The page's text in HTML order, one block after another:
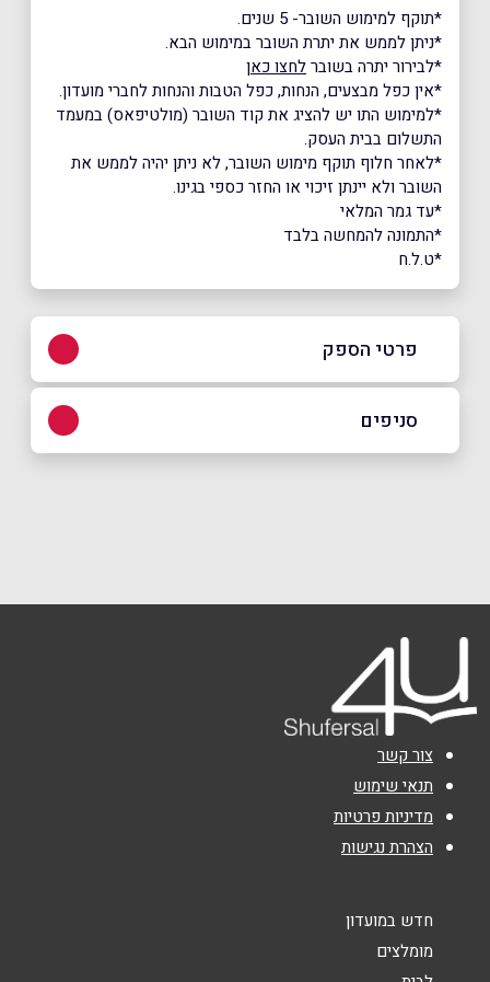
*תוקף למימוש השובר- 5 שנים.
*ניתן לממש את יתרת השובר במימוש הבא.
*לבירור יתרה בשוברלחצו כאן
*אין כפל מבצעים, הנחות, כפל הטבות והנחות לחברי מועדון.
*למימוש התו יש להציג את קוד השובר (מולטיפאס) במעמד
התשלום בבית העסק.
*לאחר חלוף תוקף מימוש השובר, לא ניתן יהיה לממש את
השובר ולא יינתן זיכוי או החזר כספי בגינו.
*עד גמר המלאי
*התמונה להמחשה בלבד
*ט.ל.ח
פרטי הספק
בפייסבוק
טלפון
אימייל*
נושא*
אנא חזרו אלי בקשר ל...
סניפים
צור קשר
תנאי שימוש
מדיניות פרטיות
הצהרת נגישות
חדש במועדון
מומלצים